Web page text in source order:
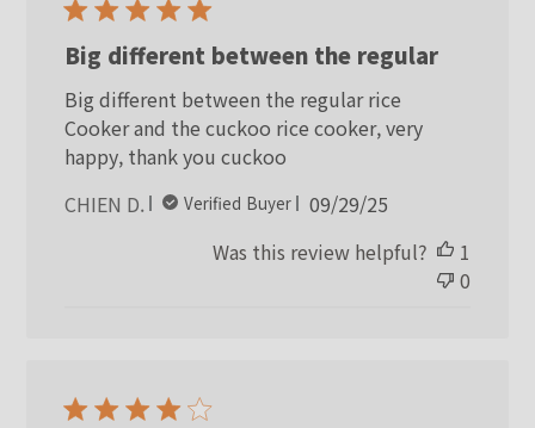
Big different between the regular
Big different between the regular rice
Cooker and the cuckoo rice cooker, very
happy, thank you cuckoo
CHIEN D.
Verified Buyer
Published
09/29/25
Was this review helpful?
1
0